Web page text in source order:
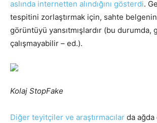
aslında internetten alındığını gösterdi.
tespitini zorlaştırmak için, sahte belgenin
görüntüyü yansıtmışlardır (bu durumda,
çalışmayabilir – ed.).
Kolaj StopFake
Diğer teyitçiler ve araştırmacılar da ağda